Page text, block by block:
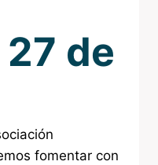
de
fomentar con